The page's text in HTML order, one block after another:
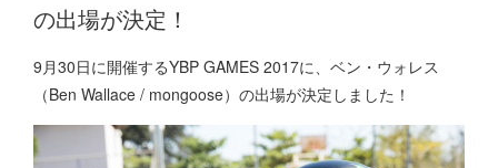
の出場が決定！
9月30日に開催するYBP GAMES 2017に、ベン・ウォレス
（Ben Wallace / mongoose）の出場が決定しました！